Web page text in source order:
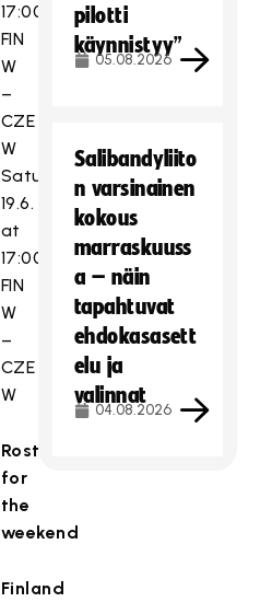
17:00
FIN
W
–
CZE
W
Saturday
19.6.
at
17:00
FIN
W
–
CZE
W
Rosters
for
the
weekend
Finland
pilotti
käynnistyy”
05.08.2026
Salibandyliito
n varsinainen
kokous
marraskuuss
a – näin
tapahtuvat
ehdokasasett
elu ja
valinnat
04.08.2026